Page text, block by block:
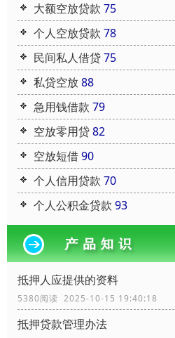
大额空放贷款 75
个人空放贷款 78
民间私人借贷75
私贷空放88
急用钱借款 79
空放零用贷82
空放短借90
个人信用贷款 70
个人公积金贷款 93
抵押人应提供的资料
5380阅读 2025-10-15 19:40:18
抵押贷款管理办法